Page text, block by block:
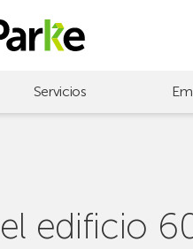
Servicios
edificio